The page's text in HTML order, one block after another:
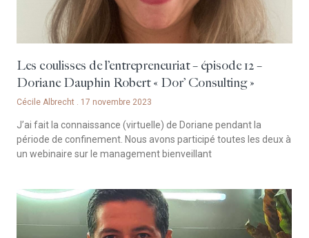
Les coulisses de l’entrepreneuriat – épisode 12 –
Doriane Dauphin Robert « Dor’ Consulting »
Cécile Albrecht 17 novembre 2023
J’ai fait la connaissance (virtuelle) de Doriane pendant la
période de confinement. Nous avons participé toutes les deux à
un webinaire sur le management bienveillant